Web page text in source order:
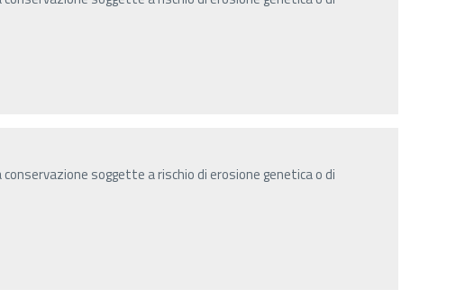
soggette a rischio di erosione genetica o di